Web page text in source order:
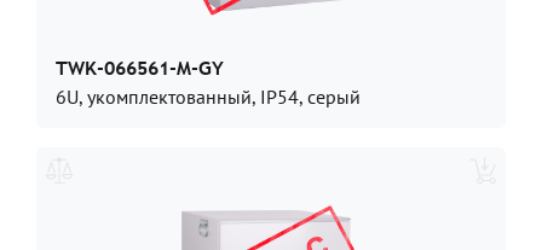
TWK-066561-M-GY
6U, укомплектованный, IP54, серый